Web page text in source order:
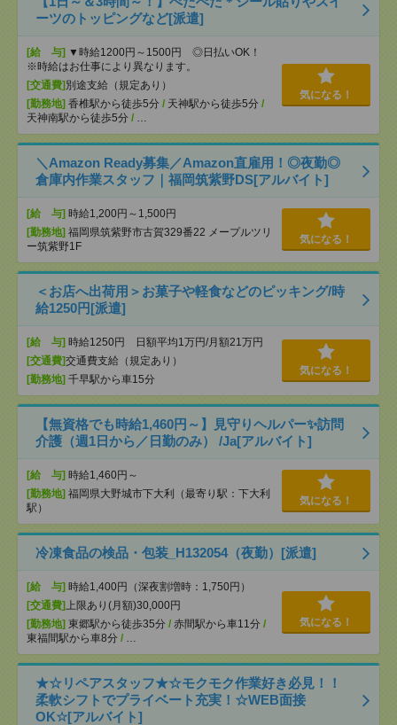
ーツのトッピングなど[派遣]
[給 与] ▼時給1200円～1500円 ◎日払いOK！
※時給はお仕事により異なります。
[交通費] 別途支給（規定あり）
[勤務地] 香椎駅から徒歩5分 / 天神駅から徒歩5分 /
天神南駅から徒歩5分 / …
気になる！
＼Amazon Ready募集／Amazon直雇用！◎夜勤◎
倉庫内作業スタッフ｜福岡筑紫野DS[アルバイト]
[給 与] 時給1,200円～1,500円
[勤務地] 福岡県筑紫野市古賀329番22 メープルツリ
ー筑紫野1F
気になる！
＜お店へ出荷用＞お菓子や軽食などのピッキング/時
給1250円[派遣]
[給 与] 時給1250円 日額平均1万円/月額21万円
[交通費]交通費支給（規定あり）
[勤務地] 千早駅から車15分
気になる！
【無資格でも時給1,460円～】見守りヘルパー✨訪問
介護（週1日から／日勤のみ） /Ja[アルバイト]
[給 与] 時給1,460円～
[勤務地] 福岡県大野城市下大利（最寄り駅：下大利
駅）
気になる！
冷凍食品の検品・包装_H132054（夜勤）[派遣]
[給 与] 時給1,400円（深夜割増時：1,750円）
[交通費] 上限あり(月額)30,000円
[勤務地] 東郷駅から徒歩35分 / 赤間駅から車11分 /
東福間駅から車8分 / …
気になる！
★☆リペアスタッフ★☆モクモク作業好き必見！！
柔軟シフトでプライベート充実！☆WEB面接
OK☆[アルバイト]